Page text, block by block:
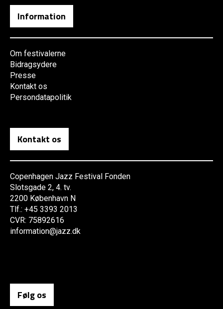
Information
Om festivalerne
Bidragsydere
Presse
Kontakt os
Persondatapolitik
Kontakt os
Copenhagen Jazz Festival Fonden
Slotsgade 2, 4. tv.
2200 København N
Tlf.: +45 3393 2013
CVR: 75892616
information@jazz.dk
Følg os